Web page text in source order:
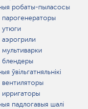
робаты-пыласосы
ўвільгатняльнікі
падлогавыя шалі